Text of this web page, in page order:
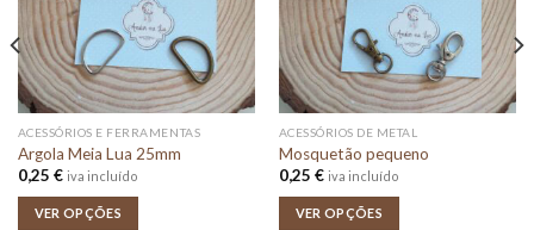
ACESSÓRIOS E FERRAMENTAS
Argola Meia Lua 25mm
0,25 € iva incluído
VER OPÇÕES
ACESSÓRIOS DE METAL
Mosquetão pequeno
0,25 € iva incluído
VER OPÇÕES